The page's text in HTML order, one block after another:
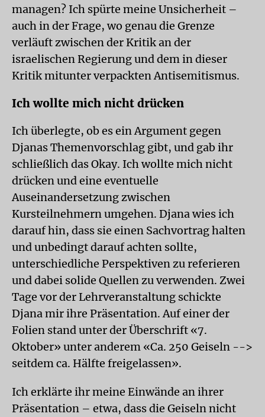
managen? Ich spürte meine Unsicherheit –
auch in der Frage, wo genau die Grenze
verläuft zwischen der Kritik an der
israelischen Regierung und dem in dieser
Kritik mitunter verpackten Antisemitismus.
Ich wollte mich nicht drücken
Ich überlegte, ob es ein Argument gegen
Djanas Themenvorschlag gibt, und gab ihr
schließlich das Okay. Ich wollte mich nicht
drücken und eine eventuelle
Auseinandersetzung zwischen
Kursteilnehmern umgehen. Djana wies ich
darauf hin, dass sie einen Sachvortrag halten
und unbedingt darauf achten sollte,
unterschiedliche Perspektiven zu referieren
und dabei solide Quellen zu verwenden. Zwei
Tage vor der Lehrveranstaltung schickte
Djana mir ihre Präsentation. Auf einer der
Folien stand unter der Überschrift «7.
Oktober» unter anderem «Ca. 250 Geiseln -->
seitdem ca. Hälfte freigelassen».
Ich erklärte ihr meine Einwände an ihrer
Präsentation – etwa, dass die Geiseln nicht